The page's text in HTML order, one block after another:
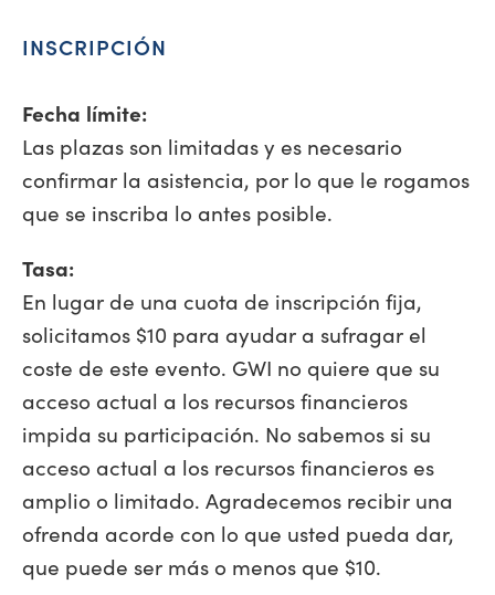
INSCRIPCIÓN
Fecha límite:
Las plazas son limitadas y es necesario
confirmar la asistencia, por lo que le rogamos
que se inscriba lo antes posible.
Tasa:
En lugar de una cuota de inscripción fija,
solicitamos $10 para ayudar a sufragar el
coste de este evento. GWI no quiere que su
acceso actual a los recursos financieros
impida su participación. No sabemos si su
acceso actual a los recursos financieros es
amplio o limitado. Agradecemos recibir una
ofrenda acorde con lo que usted pueda dar,
que puede ser más o menos que $10.